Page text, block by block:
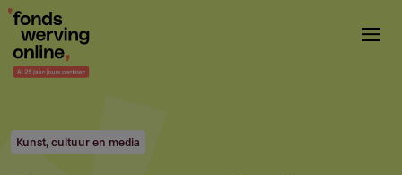
Overslaan
naar
de
gaan
Kunst, cultuur en media